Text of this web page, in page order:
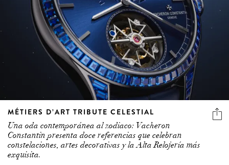
MÉTIERS D’ART TRIBUTE CELESTIAL
Una oda contemporánea al zodiaco: Vacheron
Constantin presenta doce referencias que celebran
constelaciones, artes decorativas y la Alta Relojería más
exquisita.